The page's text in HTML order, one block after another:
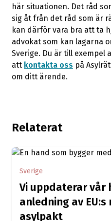
här situationen. Det råd
sig åt från det råd som är
kan därför vara bra att ta
advokat som kan lagarna
Sverige. Du är till exempel
att kontakta oss på
om ditt ärende.
Relaterat
Sverige
Vi uppdaterar vår
anledning av
asylpakt